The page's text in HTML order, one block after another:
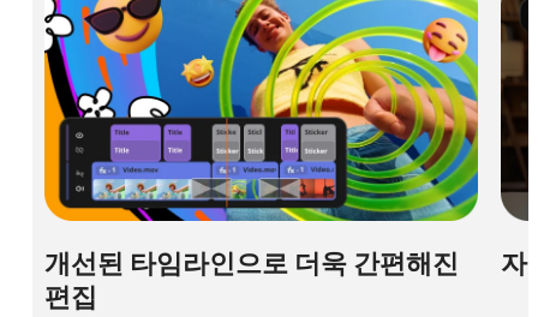
개선된 타임라인으로 더욱 간편해진
편집
자